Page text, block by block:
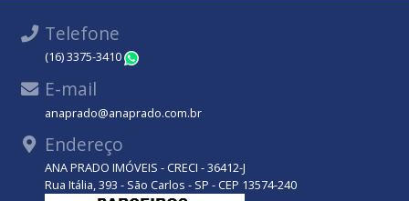
Telefone
(16) 3375-3410
E-mail
anaprado@anaprado.com.br
Endereço
ANA PRADO IMÓVEIS - CRECI - 36412-J
Rua Itália, 393 - São Carlos - SP - CEP 13574-240